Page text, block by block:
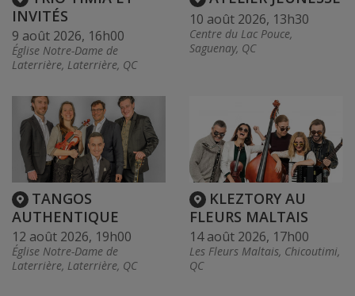
INVITÉS
9 août 2026, 16h00
Église Notre-Dame de
Laterrière, Laterrière, QC
10 août 2026, 13h30
Centre du Lac Pouce,
Saguenay, QC
TANGOS
AUTHENTIQUE
12 août 2026, 19h00
Église Notre-Dame de
Laterrière, Laterrière, QC
KLEZTORY AU
FLEURS MALTAIS
14 août 2026, 17h00
Les Fleurs Maltais, Chicoutimi,
QC